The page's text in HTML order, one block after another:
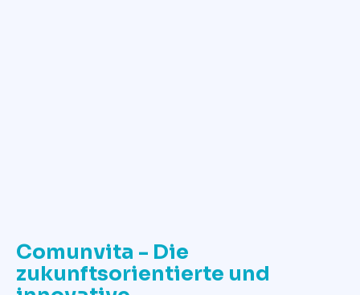
Comunvita - Die
zukunftsorientierte und